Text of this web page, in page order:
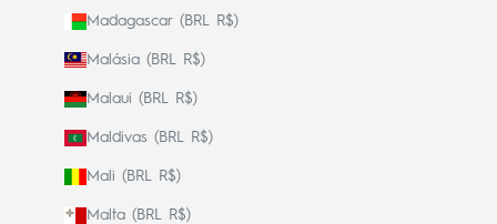
Madagascar (BRL R$)
Malásia (BRL R$)
Malaui (BRL R$)
Maldivas (BRL R$)
Mali (BRL R$)
Malta (BRL R$)